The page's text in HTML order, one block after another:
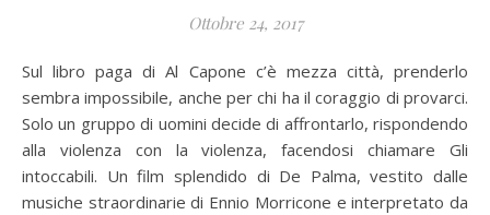
Ottobre 24, 2017
Sul libro paga di Al Capone c’è mezza città, prenderlo
sembra impossibile, anche per chi ha il coraggio di provarci.
Solo un gruppo di uomini decide di affrontarlo, rispondendo
alla violenza con la violenza, facendosi chiamare Gli
intoccabili. Un film splendido di De Palma, vestito dalle
musiche straordinarie di Ennio Morricone e interpretato da